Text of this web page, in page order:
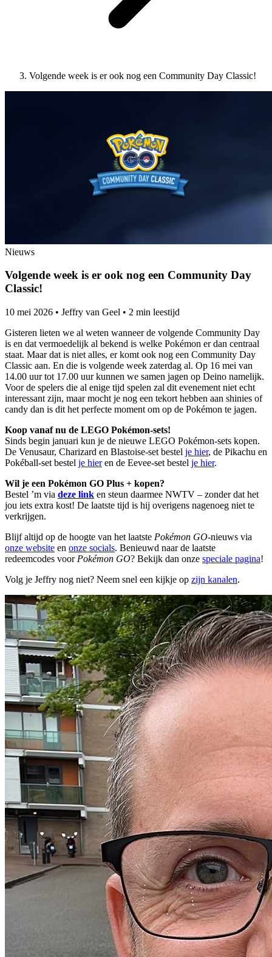
Volgende week is er ook nog een Community Day Classic!
Nieuws
Volgende week is er ook nog een Community Day
Classic!
10 mei 2026 • Jeffry van Geel • 2 min leestijd
Gisteren lieten we al weten wanneer de volgende Community Day
is en dat vermoedelijk al bekend is welke Pokémon er dan centraal
staat. Maar dat is niet alles, er komt ook nog een Community Day
Classic aan. En die is volgende week zaterdag al. Op 16 mei van
14.00 uur tot 17.00 uur kunnen we samen jagen op Deino namelijk.
Voor de spelers die al enige tijd spelen zal dit evenement niet echt
interessant zijn, maar mocht je nog een tekort hebben aan shinies of
candy dan is dit het perfecte moment om op de Pokémon te jagen.
Koop vanaf nu de LEGO Pokémon-sets!
Sinds begin januari kun je de nieuwe LEGO Pokémon-sets kopen.
De Venusaur, Charizard en Blastoise-set bestel je hier, de Pikachu en
Pokéball-set bestel je hieren de Eevee-set bestel je hier.
Wil je een Pokémon GO Plus + kopen?
Bestel ’m via deze link en steun daarmee NWTV – zonder dat het
jou iets extra kost! De laatste tijd is hij overigens nagenoeg niet te
verkrijgen.
Blijf altijd op de hoogte van het laatste Pokémon GO-nieuws via
onze website en onze socials. Benieuwd naar de laatste
redeemcodes voor Pokémon GO? Bekijk dan onze speciale pagina!
Volg je Jeffry nog niet? Neem snel een kijkje op zijn kanalen.